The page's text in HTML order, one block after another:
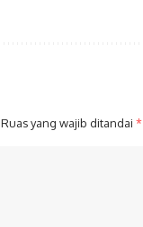
Ruas yang wajib ditandai *